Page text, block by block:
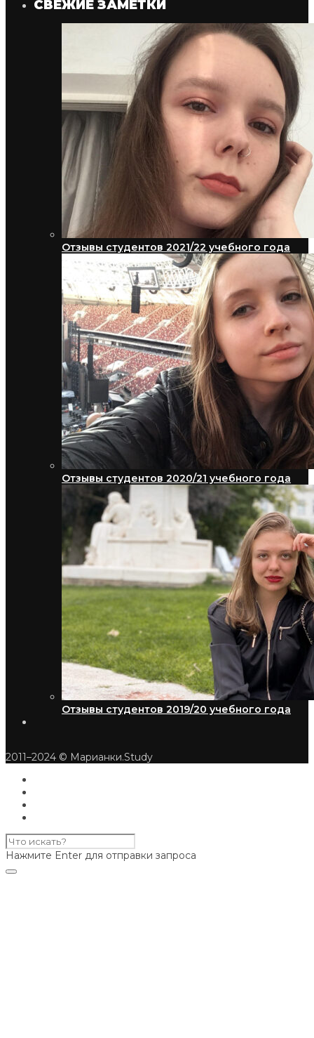
СВЕЖИЕ ЗАМЕТКИ
Отзывы студентов 2021/22 учебного года
Отзывы студентов 2020/21 учебного года
Отзывы студентов 2019/20 учебного года
2011–2024 © Марианки.Study
Нажмите Enter для отправки запроса